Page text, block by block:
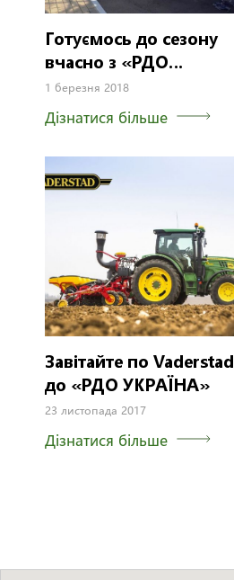
Готуємось до сезону
вчасно з «РДО
УКРАЇНА»
1 березня 2018
Дізнатися більше
Завітайте по Vaderstad
до «РДО УКРАЇНА»
23 листопада 2017
Дізнатися більше